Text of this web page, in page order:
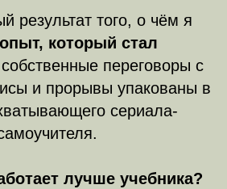
результат того, о чём я
опыт, который стал
переговоры с
и прорывы упакованы в
сериала-
лучше учебника?